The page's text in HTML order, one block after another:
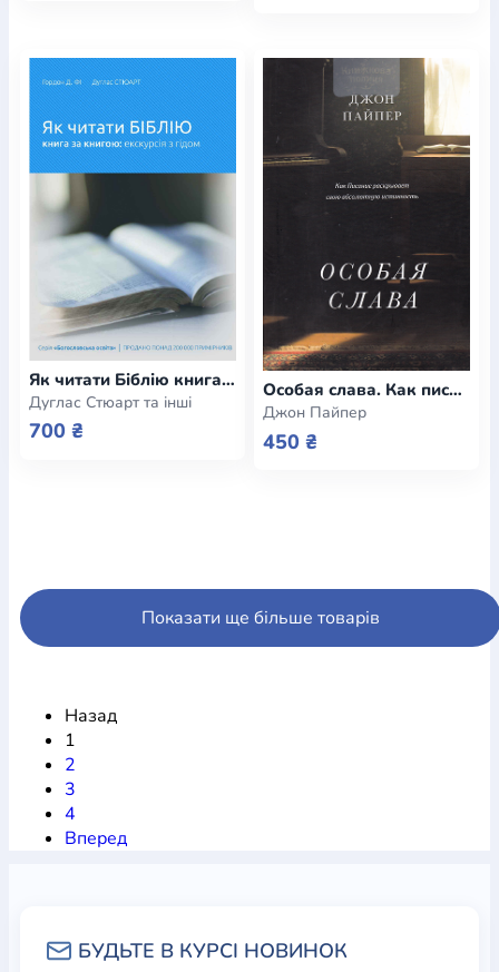
Як читати Біблію книга за книгою: екскурсія з гідом
Дуглас Стюарт та інші
700 ₴
Особая слава. Как писание раскрывает свою абсолютную истинность
Джон Пайпер
450 ₴
Показати ще більше товарів
Назад
1
2
3
4
Вперед